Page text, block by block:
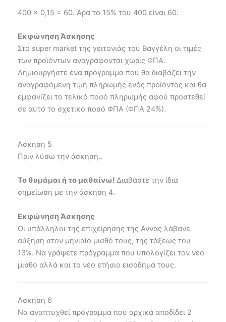
400 x 0,15 = 60. Άρα το 15% του 400 είναι 60.
Εκφώνηση Άσκησης
Στο super market της γειτονιάς του Βαγγέλη οι τιμές
των προϊόντων αναγράφονται χωρίς ΦΠΑ.
Δημιουργήστε ένα πρόγραμμα που θα διαβάζει την
αναγραφόμενη τιμή πληρωμής ενός προϊόντος και θα
εμφανίζει το τελικό ποσό πληρωμής αφού προστεθεί
σε αυτό το σχετικό ποσό ΦΠΑ (ΦΠΑ 24%).
Άσκηση 5
Πριν λύσω την άσκηση..
Το θυμάμαι ή το μαθαίνω! Διαβάστε την ίδια
σημείωση με την άσκηση 4.
Εκφώνηση Άσκησης
Οι υπάλληλοι της επιχείρησης της Άννας λάβανε
αύξηση στον μηνιαίο μισθό τους, της τάξεως του
13%. Να γράψετε πρόγραμμα που υπολογίζει τον νέο
μισθό αλλά και το νέο ετήσιο εισοδημά τους.
Άσκηση 6
Να αναπτυχθεί πρόγραμμα που αρχικά αποδίδει 2